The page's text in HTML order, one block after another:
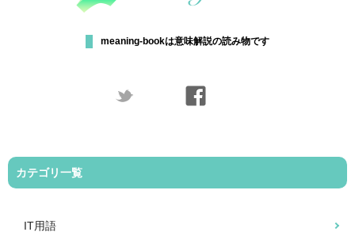
meaning-bookは意味解説の読み物です
カテゴリ一覧
IT用語